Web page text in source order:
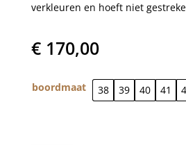
verkleuren en hoeft niet
€170,00
boordmaat 38 39 40 41